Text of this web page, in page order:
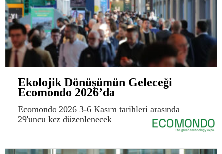
Ekolojik Dönüşümün Geleceği
Ecomondo 2026’da
Ecomondo 2026 3-6 Kasım tarihleri arasında
29'uncu kez düzenlenecek